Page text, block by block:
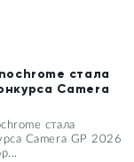
стала
Camera
стала
Camera GP 2026